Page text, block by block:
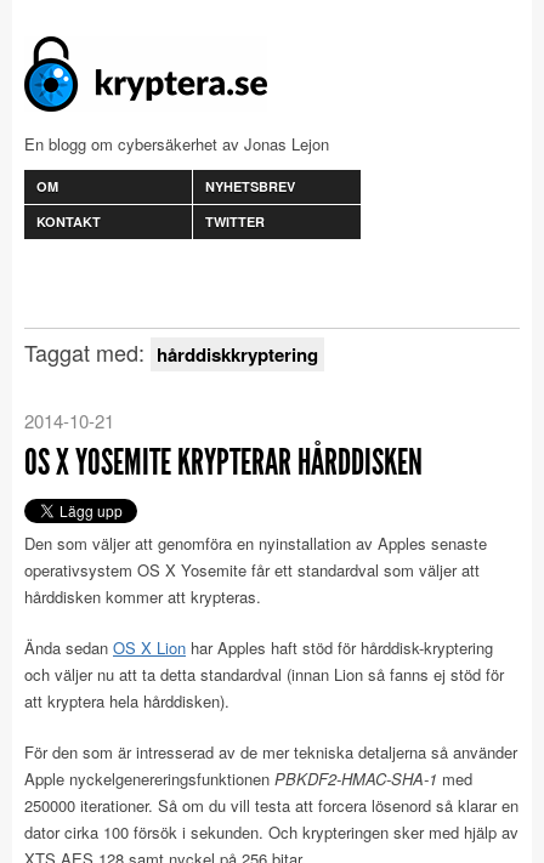
En blogg om cybersäkerhet av Jonas Lejon
OM
NYHETSBREV
KONTAKT
TWITTER
Taggat med: hårddiskkryptering
2014-10-21
OS X YOSEMITE KRYPTERAR HÅRDDISKEN
Den som väljer att genomföra en nyinstallation av Apples senaste
operativsystem OS X Yosemite får ett standardval som väljer att
hårddisken kommer att krypteras.
Ända sedan OS X Lion har Apples haft stöd för hårddisk-kryptering
och väljer nu att ta detta standardval (innan Lion så fanns ej stöd för
att kryptera hela hårddisken).
För den som är intresserad av de mer tekniska detaljerna så använder
Apple nyckelgenereringsfunktionen PBKDF2-HMAC-SHA-1 med
250000 iterationer. Så om du vill testa att forcera lösenord så klarar en
dator cirka 100 försök i sekunden. Och krypteringen sker med hjälp av